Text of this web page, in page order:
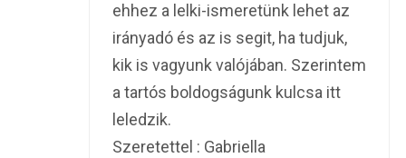
ehhez a lelki-ismeretünk lehet az
irányadó és az is segit, ha tudjuk,
kik is vagyunk valójában. Szerintem
a tartós boldogságunk kulcsa itt
leledzik.
Szeretettel : Gabriella